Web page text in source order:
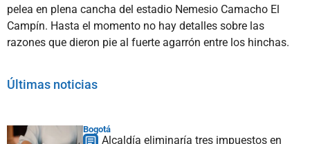
pelea en plena cancha del estadio Nemesio Camacho El
Campín. Hasta el momento no hay detalles sobre las
razones que dieron pie al fuerte agarrón entre los hinchas.
Últimas noticias
Bogotá
Alcaldía eliminaría tres impuestos en